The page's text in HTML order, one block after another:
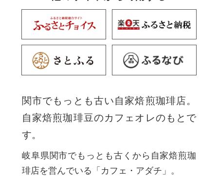
関市でもっとも古い自家焙煎珈琲店。
自家焙煎珈琲豆のカフェオレのもとで
す。
岐阜県関市でもっとも古くから自家焙煎珈
琲店を営んでいる「カフェ・アダチ」。